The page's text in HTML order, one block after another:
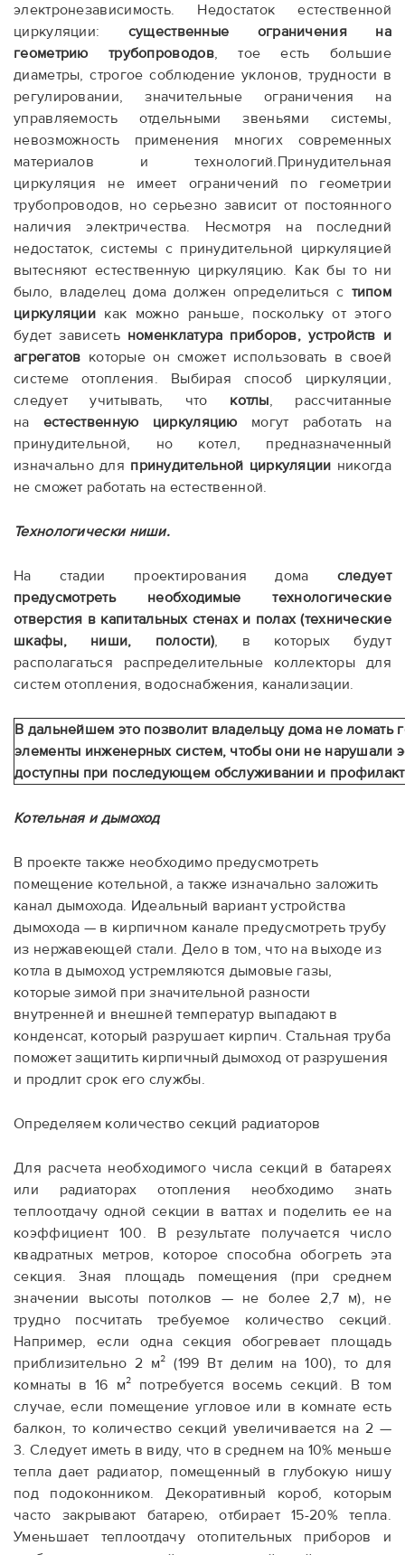
электронезависимость. Недостаток естественной
циркуляции: существенные ограничения на
геометрию трубопроводов, тое есть большие
диаметры, строгое соблюдение уклонов, трудности в
регулировании, значительные ограничения на
управляемость отдельными звеньями системы,
невозможность применения многих современных
материалов и технологий.Принудительная
циркуляция не имеет ограничений по геометрии
трубопроводов, но серьезно зависит от постоянного
наличия электричества. Несмотря на последний
недостаток, системы с принудительной циркуляцией
вытесняют естественную циркуляцию. Как бы то ни
было, владелец дома должен определиться с типом
циркуляции как можно раньше, поскольку от этого
будет зависеть номенклатура приборов, устройств и
агрегатов которые он сможет использовать в своей
системе отопления. Выбирая способ циркуляции,
следует учитывать, что котлы, рассчитанные
на естественную циркуляциюмогут работать на
принудительной, но котел, предназначенный
изначально для принудительной циркуляции никогда
не сможет работать на естественной.
Технологически ниши.
На стадии проектирования дома следует
предусмотреть необходимые технологические
отверстия в капитальных стенах и полах (технические
шкафы, ниши, полости), в которых будут
располагаться распределительные коллекторы для
систем отопления, водоснабжения, канализации.
В дальнейшем это позволит владельцу дома не ломать
элементы инженерных систем, чтобы они не нарушали
доступны при последующем обслуживании и
Котельная и дымоход
В проекте также необходимо предусмотреть
помещение котельной, а также изначально заложить
канал дымохода. Идеальный вариант устройства
дымохода — в кирпичном канале предусмотреть трубу
из нержавеющей стали. Дело в том, что на выходе из
котла в дымоход устремляются дымовые газы,
которые зимой при значительной разности
внутренней и внешней температур выпадают в
конденсат, который разрушает кирпич. Стальная труба
поможет защитить кирпичный дымоход от разрушения
и продлит срок его службы.
Определяем количество секций радиаторов
Для расчета необходимого числа секций в батареях
или радиаторах отопления необходимо знать
теплоотдачу одной секции в ваттах и поделить ее на
коэффициент 100. В результате получается число
квадратных метров, которое способна обогреть эта
секция. Зная площадь помещения (при среднем
значении высоты потолков — не более 2,7 м), не
трудно посчитать требуемое количество секций.
Например, если одна секция обогревает площадь
приблизительно 2 м² (199 Вт делим на 100), то для
комнаты в 16 м² потребуется восемь секций. В том
случае, если помещение угловое или в комнате есть
балкон, то количество секций увеличивается на 2 —
3. Следует иметь в виду, что в среднем на 10% меньше
тепла дает радиатор, помещенный в глубокую нишу
под подоконником. Декоративный короб, которым
часто закрывают батарею, отбирает 15-20% тепла.
Уменьшает теплоотдачу отопительных приборов и